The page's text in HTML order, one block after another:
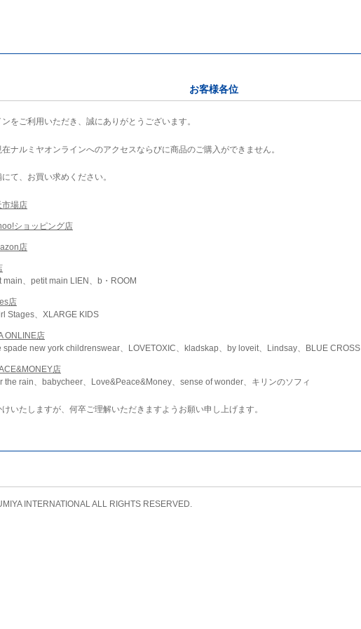
お客様各位
をご利用いただき、誠にありがとうございます。
ナルミヤオンラインへのアクセスならびに商品のご購入ができません。
て、お買い求めください。
市場店
ショッピング店
店
main、petit main LIEN、b・ROOM
店
Stages、XLARGE KIDS
ONLINE店
spade new york childrenswear、LOVETOXIC、kladskap、by loveit、Lindsay、BLUE CROSS
店
the rain、babycheer、Love&Peace&Money、sense of wonder、キリンのソフィ
いたしますが、何卒ご理解いただきますようお願い申し上げます。